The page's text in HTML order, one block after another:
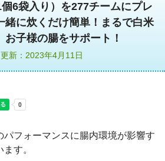
6袋入り）を277チームにプレ
緒に炊くだけ簡単！まるで白米
子様の腸をサポート！
新：2023年4月11日
パフォーマンスに腸内環境が影響す
す。